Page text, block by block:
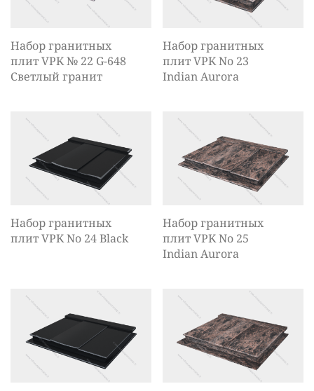
Набор гранитных
плит VPK № 22 G-648
Светлый гранит
Набор гранитных
плит VPK No 23
Indian Aurora
Набор гранитных
плит VPK No 24 Black
Набор гранитных
плит VPK No 25
Indian Aurora